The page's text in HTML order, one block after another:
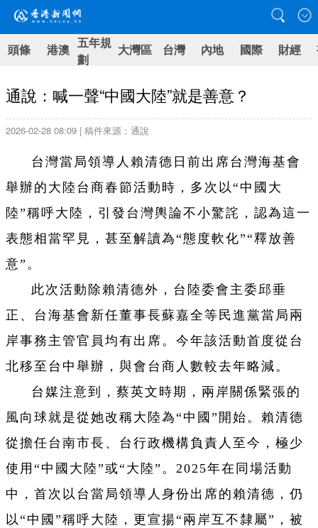
頭條 港澳 五年規
劃
大灣區 台灣 內地 國際 財經
通說：喊一聲“中國大陸”就是善意？
2026-02-28 08:09 | 稿件來源：通說
台灣當局領導人賴清德日前出席台灣海基會
舉辦的大陸台商春節活動時，多次以“中國大
陸”稱呼大陸，引發台灣輿論不小驚詫，認為這一
表態相當罕見，甚至解讀為“態度軟化”“釋放善
意”。
此次活動除賴清德外，台陸委會主委邱垂
正、台海基會新任董事長蘇嘉全等民進黨當局兩
岸事務主管官員均有出席。今年該活動首度從台
北移至台中舉辦，與會台商人數較去年略減。
台媒注意到，蔡英文時期，兩岸關係緊張的
風向球就是從她改稱大陸為“中國”開始。賴清德
從擔任台南市長、台行政機構負責人至今，極少
使用“中國大陸”或“大陸”。2025年在同場活動
中，首次以台當局領導人身份出席的賴清德，仍
以“中國”稱呼大陸，更宣揚“兩岸互不隸屬”，被